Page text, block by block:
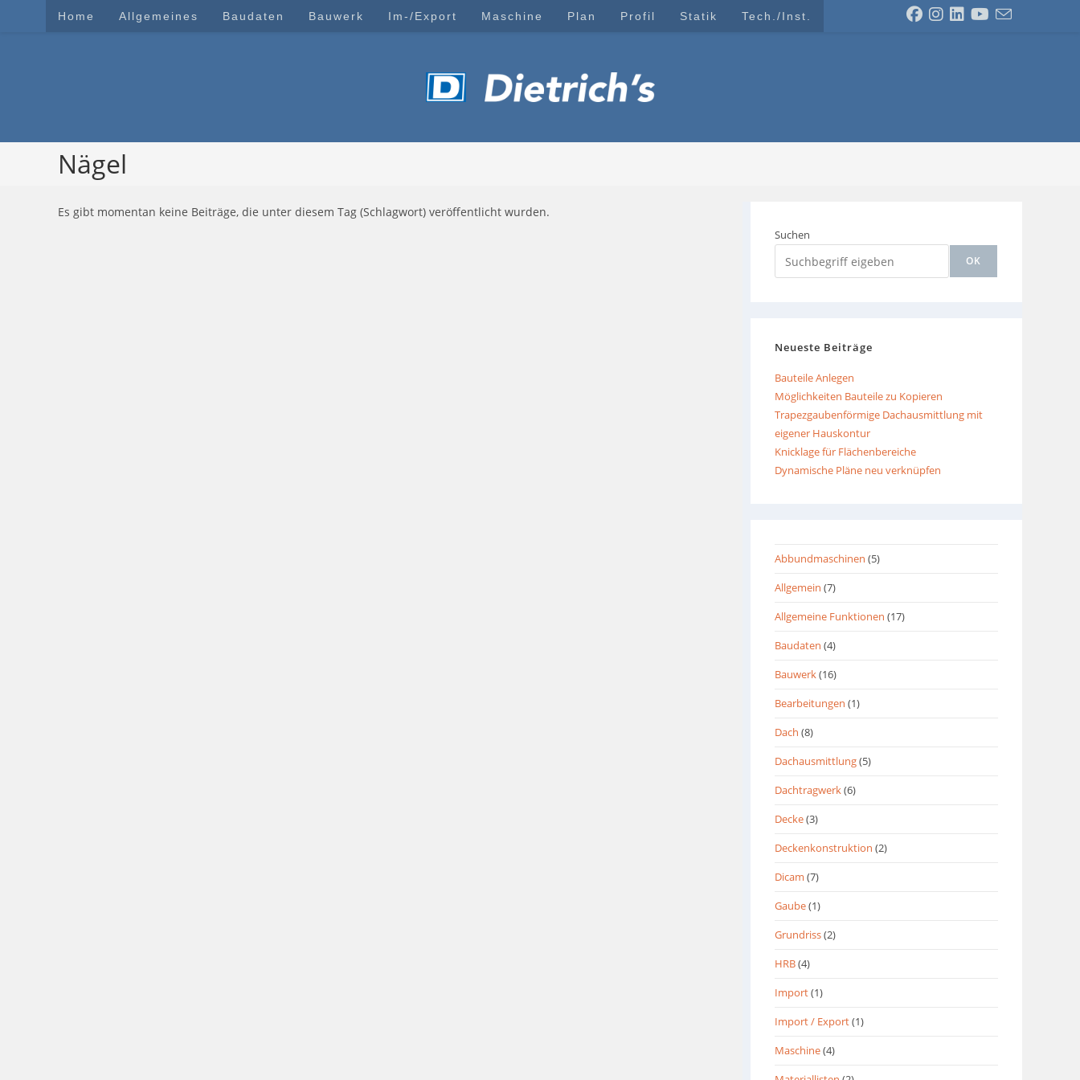
Home Allgemeines Baudaten Bauwerk Im-/Export Maschine Plan Profil Statik Tech./Inst.
Nägel
Es gibt momentan keine Beiträge, die unter diesem Tag (Schlagwort) veröffentlicht wurden.
Suchen
OK
Neueste Beiträge
Bauteile Anlegen
Möglichkeiten Bauteile zu Kopieren
Trapezgaubenförmige Dachausmittlung mit
eigener Hauskontur
Knicklage für Flächenbereiche
Dynamische Pläne neu verknüpfen
Abbundmaschinen (5)
Allgemein (7)
Allgemeine Funktionen (17)
Baudaten (4)
Bauwerk(16)
Bearbeitungen (1)
Dach (8)
Dachausmittlung(5)
Dachtragwerk(6)
Decke(3)
Deckenkonstruktion (2)
Dicam (7)
Gaube(1)
Grundriss(2)
HRB(4)
Import(1)
Import / Export(1)
Maschine(4)